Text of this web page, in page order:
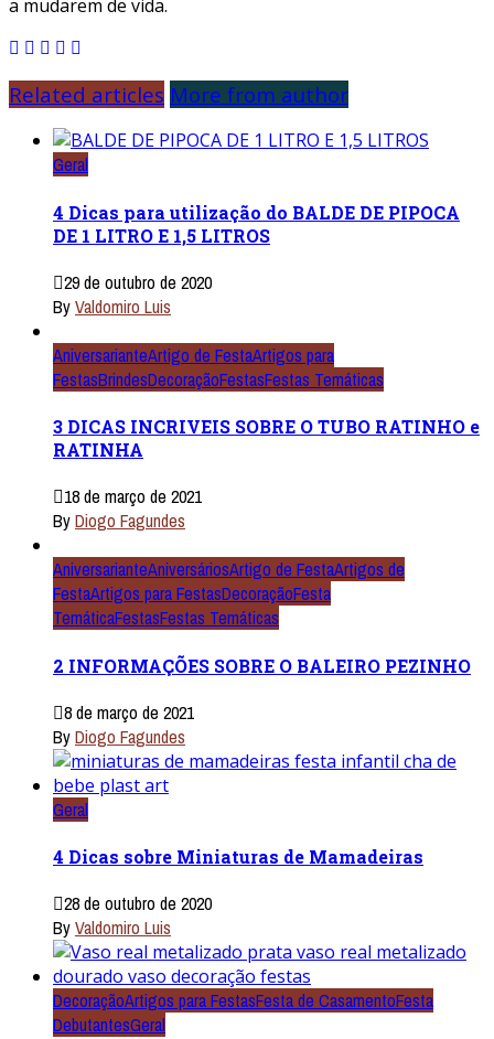
a mudarem de vida.
Related articles More from author
Geral
4 Dicas para utilização do BALDE DE PIPOCA
DE 1 LITRO E 1,5 LITROS
29 de outubro de 2020
ByValdomiro Luis
AniversarianteArtigo de FestaArtigos para
FestasBrindesDecoraçãoFestasFestas Temáticas
3 DICAS INCRIVEIS SOBRE O TUBO RATINHO e
RATINHA
18 de março de 2021
ByDiogo Fagundes
AniversarianteAniversáriosArtigo de FestaArtigos de
FestaArtigos para FestasDecoraçãoFesta
TemáticaFestasFestas Temáticas
2 INFORMAÇÕES SOBRE O BALEIRO PEZINHO
8 de março de 2021
ByDiogo Fagundes
Geral
4 Dicas sobre Miniaturas de Mamadeiras
28 de outubro de 2020
ByValdomiro Luis
DecoraçãoArtigos para FestasFesta de CasamentoFesta
DebutantesGeral